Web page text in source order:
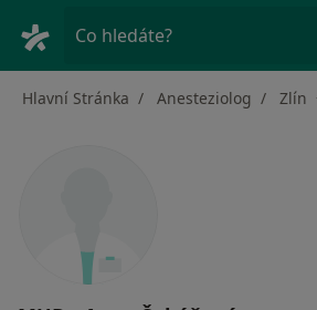
Co hledáte?
Hlavní Stránka Anesteziolog Zlín